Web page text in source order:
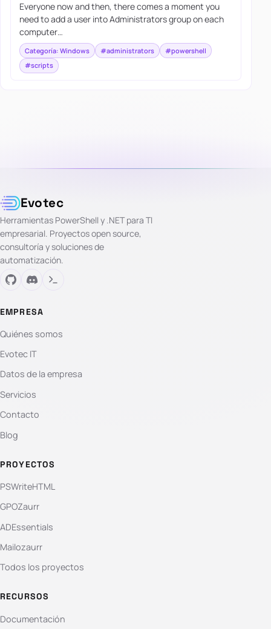
Everyone now and then, there comes a moment you
need to add a user into Administrators group on each
computer…
Categoría: Windows #administrators
#powershell
#scripts
Evotec
Herramientas PowerShell y .NET para TI
empresarial. Proyectos open source,
consultoría y soluciones de
automatización.
EMPRESA
Quiénes somos
Evotec IT
Datos de la empresa
Servicios
Contacto
Blog
PROYECTOS
PSWriteHTML
GPOZaurr
ADEssentials
Mailozaurr
Todos los proyectos
RECURSOS
Documentación